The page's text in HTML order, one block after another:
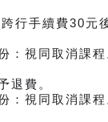
費30元後
視同取消課程
費。
視同取消課程